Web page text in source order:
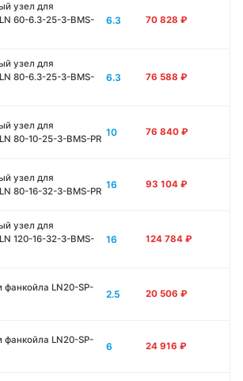
узел для
60-6.3-25-3-BMS-
6.3 70 828 ₽
узел для
80-6.3-25-3-BMS-
6.3 76 588 ₽
узел для
80-10-25-3-BMS-PR
10 76 840 ₽
узел для
80-16-32-3-BMS-PR
16 93 104 ₽
узел для
120-16-32-3-BMS-
16 124 784 ₽
фанкойла LN20-SP-
2.5 20 506 ₽
фанкойла LN20-SP-
6 24 916 ₽